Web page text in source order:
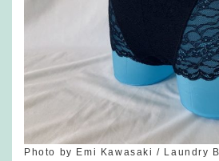
Photo by Emi Kawasaki / Laundry